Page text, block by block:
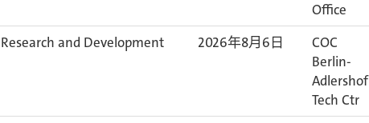
Office
Research and Development 2026年8月6日
COC
Berlin-
Adlershof
Tech Ctr